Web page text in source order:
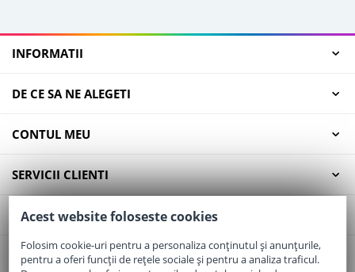
INFORMATII
DE CE SA NE ALEGETI
CONTUL MEU
SERVICII CLIENTI
CONTACT
Email:office@elaptepraf.ro
Acest website foloseste cookies
Folosim cookie-uri pentru a personaliza conținutul și anunțurile,
pentru a oferi funcții de rețele sociale și pentru a analiza traficul.